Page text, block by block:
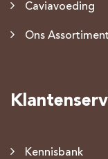
Caviavoeding
Ons Assortiment
Kennisbank